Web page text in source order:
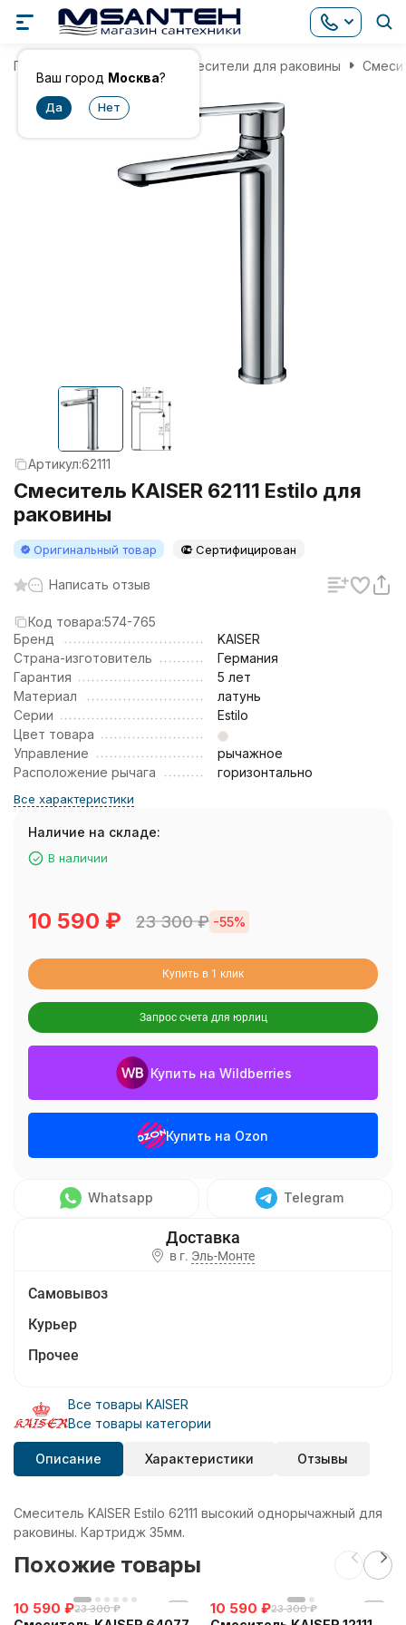
Ваш город Москва?
Главная Смесители для раковины
Артикул:62111
Смеситель KAISER 62111 Estilo для
раковины
Оригинальный товар Сертифицирован
Написать отзыв
Код товара:574-765
Бренд
KAISER
Страна-изготовитель
Германия
Гарантия
5 лет
Материал
латунь
Серии
Estilo
Цвет товара
Управление
рычажное
Расположение рычага
горизонтально
Все характеристики
Наличие на складе:
В наличии
10 590 ₽ 23 300₽ -55%
Купить в 1 клик
Запрос счета для юрлиц
Купить на Wildberries
Купить на Ozon
Whatsapp Telegram
в г. Эль-Монте
Самовывоз
Курьер
Прочее
Все товары KAISER
Все товары категории
Описание Характеристики Отзывы
Смеситель KAISER Estilo 62111 высокий однорычажный для
раковины. Картридж 35мм.
Похожие товары
10 590 ₽23 300 ₽ 10 590 ₽23 300 ₽